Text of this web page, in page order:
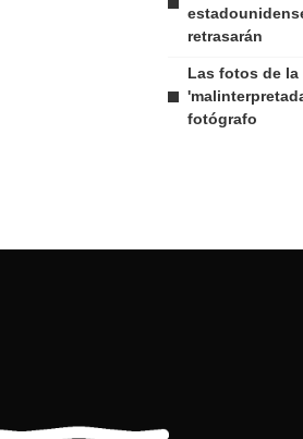
retrasarán
Las fotos de
fotógrafo